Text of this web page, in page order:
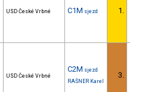
USD České Vrbné C1M sjezd 1.
USD České Vrbné
C2M sjezd
RAŠNER Karel
3.